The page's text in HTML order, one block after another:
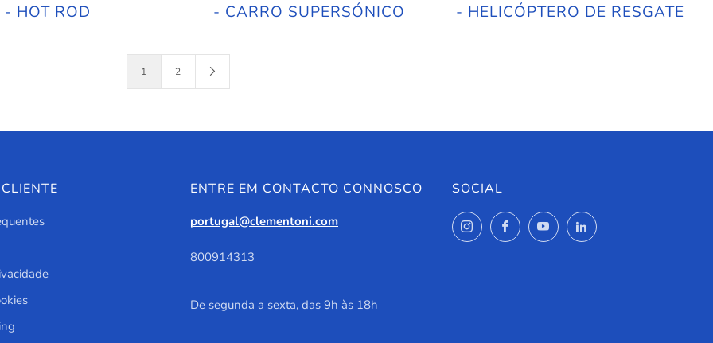
- HOT ROD
- CARRO SUPERSÓNICO
- HELICÓPTERO DE RESGATE
1 2
ENTRE EM CONTACTO CONNOSCO
portugal@clementoni.com
800914313
De segunda a sexta, das 9h às 18h
SOCIAL
InstagramFacebookYouTubeLinkedIn